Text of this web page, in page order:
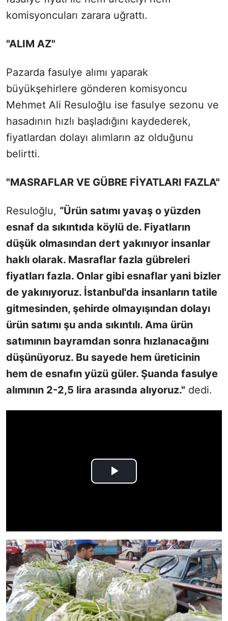
komisyoncuları zarara uğrattı.
"ALIM AZ"
Pazarda fasulye alımı yaparak
büyükşehirlere gönderen komisyoncu
Mehmet Ali Resuloğlu ise fasulye sezonu ve
hasadının hızlı başladığını kaydederek,
fiyatlardan dolayı alımların az olduğunu
belirtti.
"MASRAFLAR VE GÜBRE FİYATLARI FAZLA"
Resuloğlu, “Ürün satımı yavaş o yüzden
esnaf da sıkıntıda köylü de. Fiyatların
düşük olmasından dert yakınıyor insanlar
haklı olarak. Masraflar fazla gübreleri
fiyatları fazla. Onlar gibi esnaflar yani bizler
de yakınıyoruz. İstanbul'da insanların tatile
gitmesinden, şehirde olmayışından dolayı
ürün satımı şu anda sıkıntılı. Ama ürün
satımının bayramdan sonra hızlanacağını
düşünüyoruz. Bu sayede hem üreticinin
hem de esnafın yüzü güler. Şuanda fasulye
alımının 2-2,5 lira arasında alıyoruz." dedi.